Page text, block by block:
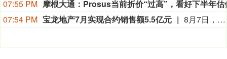
07:55 PM
07:54 PM 宝龙地产7月实现合约销售额5.5亿元 8月7日，宝龙地产披露7月未经审核营运简报。简报显示，7月宝龙地产连同其附属公司合约销售额约为5.5亿元，合约销售面积约为5.41万平方米。